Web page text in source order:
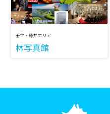
壬生・藤井エリア
林写真館